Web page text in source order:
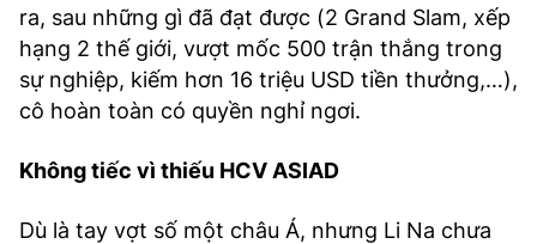
ra, sau những gì đã đạt được (2 Grand Slam, xếp
hạng 2 thế giới, vượt mốc 500 trận thắng trong
sự nghiệp, kiếm hơn 16 triệu USD tiền thưởng,…),
cô hoàn toàn có quyền nghỉ ngơi.
Không tiếc vì thiếu HCV ASIAD
Dù là tay vợt số một châu Á, nhưng Li Na chưa